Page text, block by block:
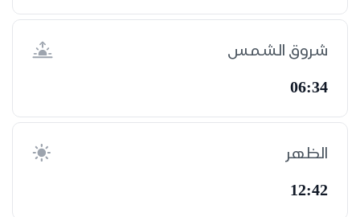
شروق الشمس
06:34
الظهر
12:42